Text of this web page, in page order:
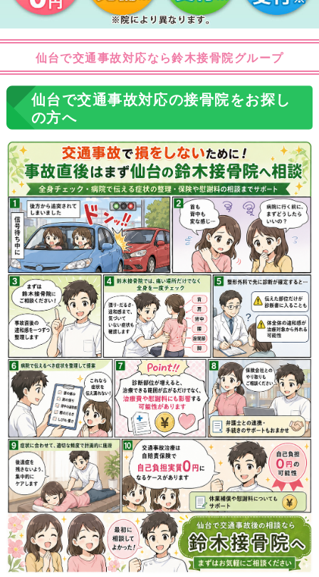
仙台で交通事故対応なら鈴木接骨院グループ
仙台で交通事故対応の接骨院をお探し
の方へ